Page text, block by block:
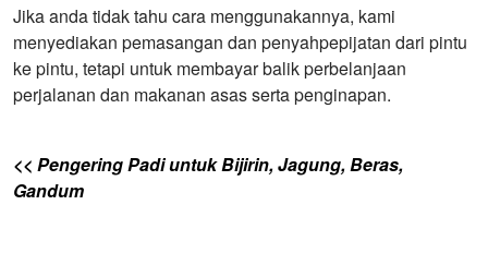
Jika anda tidak tahu cara menggunakannya, kami
menyediakan pemasangan dan penyahpepijatan dari pintu
ke pintu, tetapi untuk membayar balik perbelanjaan
perjalanan dan makanan asas serta penginapan.
<< Pengering Padi untuk Bijirin, Jagung, Beras,
Gandum